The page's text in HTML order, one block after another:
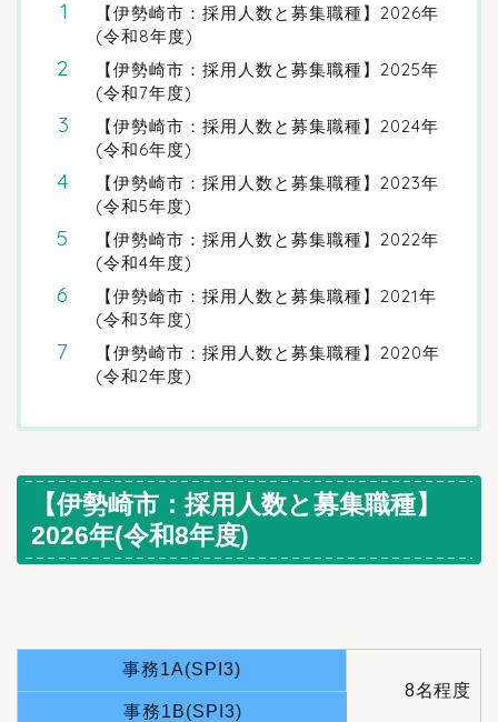
【伊勢崎市：採用人数と募集職種】2026年
(令和8年度)
【伊勢崎市：採用人数と募集職種】2025年
(令和7年度)
【伊勢崎市：採用人数と募集職種】2024年
(令和6年度)
【伊勢崎市：採用人数と募集職種】2023年
(令和5年度)
【伊勢崎市：採用人数と募集職種】2022年
(令和4年度)
【伊勢崎市：採用人数と募集職種】2021年
(令和3年度)
【伊勢崎市：採用人数と募集職種】2020年
(令和2年度)
【伊勢崎市：採用人数と募集職種】
2026年(令和8年度)
事務1A(SPI3)
8名程度
事務1B(SPI3)